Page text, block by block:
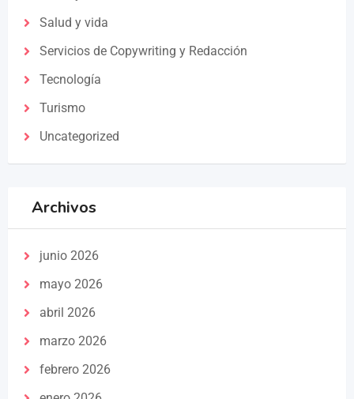
Salud y vida
Servicios de Copywriting y Redacción
Tecnología
Turismo
Uncategorized
Archivos
junio 2026
mayo 2026
abril 2026
marzo 2026
febrero 2026